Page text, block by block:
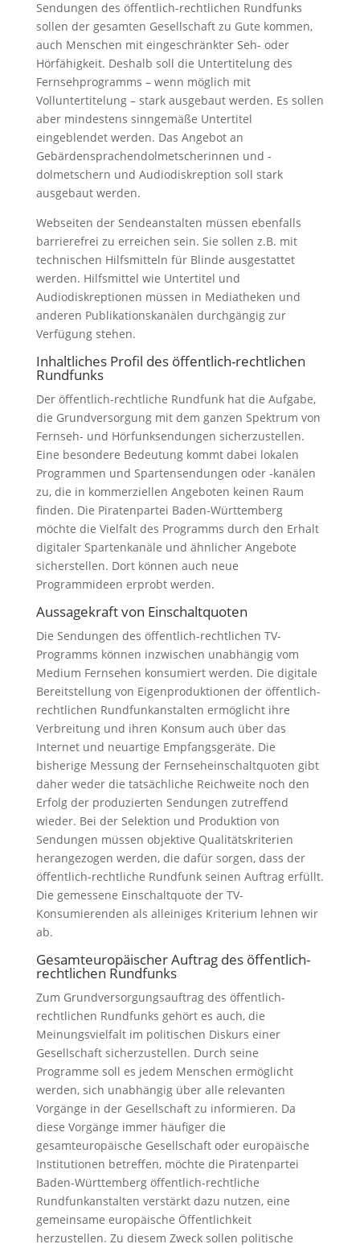
Sendungen des öffentlich-rechtlichen Rundfunks
sollen der gesamten Gesellschaft zu Gute kommen,
auch Menschen mit eingeschränkter Seh- oder
Hörfähigkeit. Deshalb soll die Untertitelung des
Fernsehprogramms – wenn möglich mit
Volluntertitelung – stark ausgebaut werden. Es sollen
aber mindestens sinngemäße Untertitel
eingeblendet werden. Das Angebot an
Gebärdensprachendolmetscherinnen und -
dolmetschern und Audiodiskreption soll stark
ausgebaut werden.
Webseiten der Sendeanstalten müssen ebenfalls
barrierefrei zu erreichen sein. Sie sollen z.B. mit
technischen Hilfsmitteln für Blinde ausgestattet
werden. Hilfsmittel wie Untertitel und
Audiodiskreptionen müssen in Mediatheken und
anderen Publikationskanälen durchgängig zur
Verfügung stehen.
Inhaltliches Profil des öffentlich-rechtlichen
Rundfunks
Der öffentlich-rechtliche Rundfunk hat die Aufgabe,
die Grundversorgung mit dem ganzen Spektrum von
Fernseh- und Hörfunksendungen sicherzustellen.
Eine besondere Bedeutung kommt dabei lokalen
Programmen und Spartensendungen oder -kanälen
zu, die in kommerziellen Angeboten keinen Raum
finden. Die Piratenpartei Baden-Württemberg
möchte die Vielfalt des Programms durch den Erhalt
digitaler Spartenkanäle und ähnlicher Angebote
sicherstellen. Dort können auch neue
Programmideen erprobt werden.
Aussagekraft von Einschaltquoten
Die Sendungen des öffentlich-rechtlichen TV-
Programms können inzwischen unabhängig vom
Medium Fernsehen konsumiert werden. Die digitale
Bereitstellung von Eigenproduktionen der öffentlich-
rechtlichen Rundfunkanstalten ermöglicht ihre
Verbreitung und ihren Konsum auch über das
Internet und neuartige Empfangsgeräte. Die
bisherige Messung der Fernseheinschaltquoten gibt
daher weder die tatsächliche Reichweite noch den
Erfolg der produzierten Sendungen zutreffend
wieder. Bei der Selektion und Produktion von
Sendungen müssen objektive Qualitätskriterien
herangezogen werden, die dafür sorgen, dass der
öffentlich-rechtliche Rundfunk seinen Auftrag erfüllt.
Die gemessene Einschaltquote der TV-
Konsumierenden als alleiniges Kriterium lehnen wir
ab.
Gesamteuropäischer Auftrag des öffentlich-
rechtlichen Rundfunks
Zum Grundversorgungsauftrag des öffentlich-
rechtlichen Rundfunks gehört es auch, die
Meinungsvielfalt im politischen Diskurs einer
Gesellschaft sicherzustellen. Durch seine
Programme soll es jedem Menschen ermöglicht
werden, sich unabhängig über alle relevanten
Vorgänge in der Gesellschaft zu informieren. Da
diese Vorgänge immer häufiger die
gesamteuropäische Gesellschaft oder europäische
Institutionen betreffen, möchte die Piratenpartei
Baden-Württemberg öffentlich-rechtliche
Rundfunkanstalten verstärkt dazu nutzen, eine
gemeinsame europäische Öffentlichkeit
herzustellen. Zu diesem Zweck sollen politische